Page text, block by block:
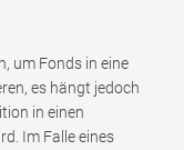
um Fonds in eine
es hängt jedoch
in einen
Im Falle eines